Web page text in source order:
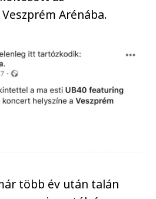
Arénába.
több év után talán